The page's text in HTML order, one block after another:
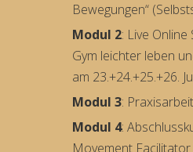
Bewegungen“
Modul 2: Live Online
Gym leichter leben
am 23.+24.+25.+26.
Modul 3:
Modul 4:
Movement Facilitator